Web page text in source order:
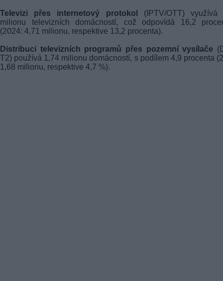
Televizi přes internetový protokol
(IPTV/OTT) využívá
milionu televizních domácností, což odpovídá 16,2
(2024: 4,71 milionu, respektive 13,2 procenta).
Distribuci televizních programů přes pozemní vysílače
T2) používá 1,74 milionu domácností, s podílem 4,9 procenta
1,68 milionu, respektive 4,7 %).